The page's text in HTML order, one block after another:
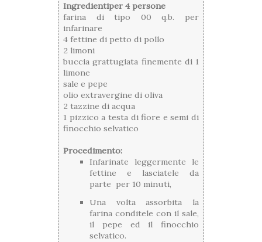
Ingredientiper 4 persone
farina di tipo 00 q.b. per
infarinare
4 fettine di petto di pollo
2 limoni
buccia grattugiata finemente di 1
limone
sale e pepe
olio extravergine di oliva
2 tazzine di acqua
1 pizzico a testa di fiore e semi di
finocchio selvatico
Procedimento:
Infarinate leggermente le
fettine e lasciatele da
parte per 10 minuti,
Una volta assorbita la
farina conditele con il sale,
il pepe ed il finocchio
selvatico.